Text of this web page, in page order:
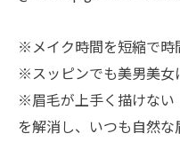
※メイク時間を短縮で時
※スッピンでも美男美女
※眉毛が上手く描けない
を解消し、いつも自然な